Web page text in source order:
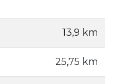
13,9 km
25,75 km